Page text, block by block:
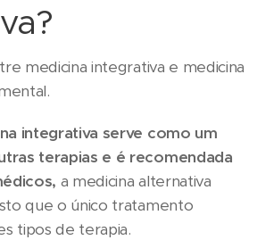
medicina integrativa e medicina
integrativa serve como um
terapias e é recomendada
a medicina alternativa
que o único tratamento
tipos de terapia.